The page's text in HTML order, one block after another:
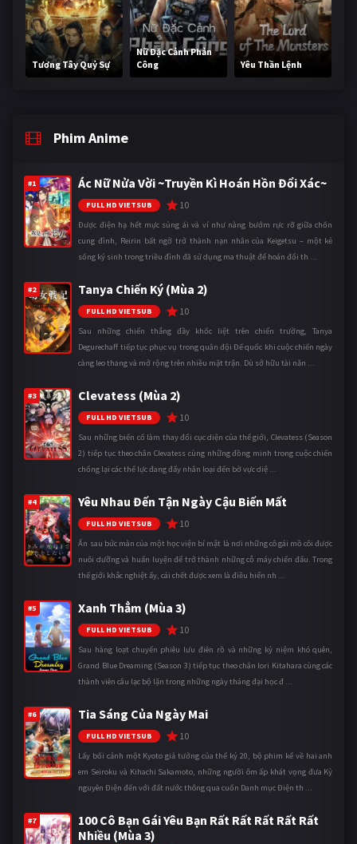
Tương Tây Quỷ Sự
Nữ Đặc Cảnh Phản
Công
Yêu Thần Lệnh
Phim Anime
#1 Ác Nữ Nửa Vời ~Truyền Kì Hoán Hồn Đổi Xác~
FULL HD VIETSUB 10
Được điện hạ hết mực sủng ái và ví như nàng bướm rực rỡ giữa chốn
cung đình, Reirin bất ngờ trở thành nạn nhân của Keigetsu – một kẻ
sống ký sinh trong triều đình đã sử dụng ma thuật để hoán đổi th ...
#2 Tanya Chiến Ký (Mùa 2)
FULL HD VIETSUB 10
Sau những chiến thắng đầy khốc liệt trên chiến trường, Tanya
Degurechaff tiếp tục phục vụ trong quân đội Đế quốc khi cuộc chiến ngày
càng leo thang và mở rộng trên nhiều mặt trận. Dù sở hữu tài năn ...
#3 Clevatess (Mùa 2)
FULL HD VIETSUB 10
Sau những biến cố làm thay đổi cục diện của thế giới, Clevatess (Season
2) tiếp tục theo chân Clevatess cùng những đồng minh trong cuộc chiến
chống lại các thế lực đang đẩy nhân loại đến bờ vực diệ ...
#4 Yêu Nhau Đến Tận Ngày Cậu Biến Mất
FULL HD VIETSUB 10
Ẩn sau bức màn của một học viện bí mật là nơi những cô gái mồ côi được
nuôi dưỡng và huấn luyện để trở thành những cỗ máy chiến đấu. Trong
thế giới khắc nghiệt ấy, cái chết được xem là điều hiển nh ...
#5 Xanh Thẳm (Mùa 3)
FULL HD VIETSUB 10
Sau hàng loạt chuyến phiêu lưu điên rồ và những kỷ niệm khó quên,
Grand Blue Dreaming (Season 3) tiếp tục theo chân Iori Kitahara cùng các
thành viên câu lạc bộ lặn trong những ngày tháng đại học đ ...
#6 Tia Sáng Của Ngày Mai
FULL HD VIETSUB 10
Lấy bối cảnh một Kyoto giả tưởng của thế kỷ 20, bộ phim kể về hai anh
em Seiroku và Kihachi Sakamoto, những người ôm ấp khát vọng đưa Kỷ
nguyên Điện đến với đất nước thông qua cuốn Danh mục Điện th ...
#7
100 Cô Bạn Gái Yêu Bạn Rất Rất Rất Rất Rất
Nhiều (Mùa 3)